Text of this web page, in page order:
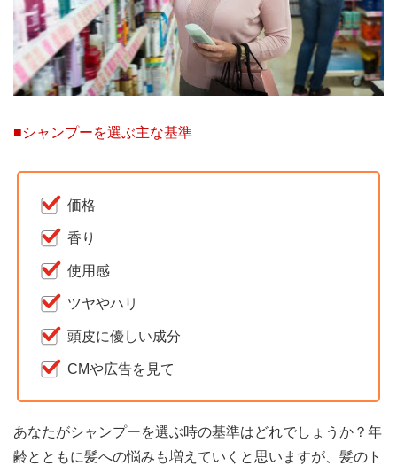
■シャンプーを選ぶ主な基準
価格
香り
使用感
ツヤやハリ
頭皮に優しい成分
CMや広告を見て
あなたがシャンプーを選ぶ時の基準はどれでしょうか？年
齢とともに髪への悩みも増えていくと思いますが、髪のト